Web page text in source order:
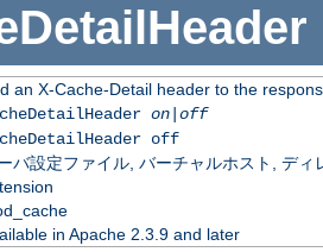
an X-Cache-Detail header to the
on|off
off
バ設定ファイル, バーチャルホスト, ディ
in Apache 2.3.9 and later